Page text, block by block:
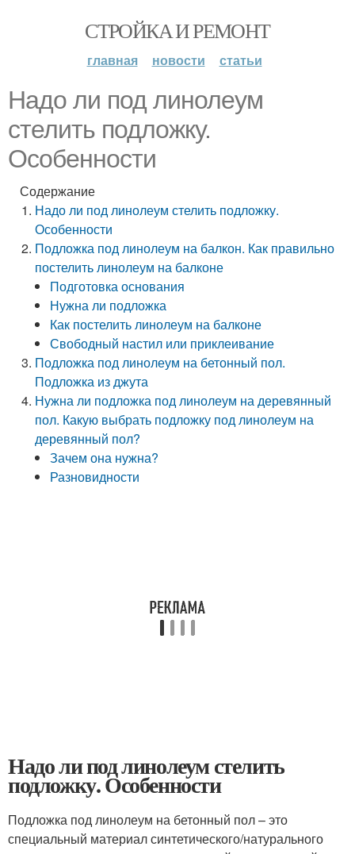
СТРОЙКА И РЕМОНТ
главная новости статьи
Надо ли под линолеум
стелить подложку.
Особенности
Содержание
Надо ли под линолеум стелить подложку.
Особенности
Подложка под линолеум на балкон. Как правильно
постелить линолеум на балконе
Подготовка основания
Нужна ли подложка
Как постелить линолеум на балконе
Свободный настил или приклеивание
Подложка под линолеум на бетонный пол.
Подложка из джута
Нужна ли подложка под линолеум на деревянный
пол. Какую выбрать подложку под линолеум на
деревянный пол?
Зачем она нужна?
Разновидности
Надо ли под линолеум стелить
подложку. Особенности
Подложка под линолеум на бетонный пол – это
специальный материал синтетического/натурального